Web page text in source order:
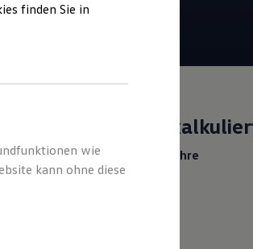
Kühl
Ihr Traumauto? Heiß begehrt. Ihre
Leasingrate? Eiskalt machbar.
finden Sie in
wie
kann ohne diese